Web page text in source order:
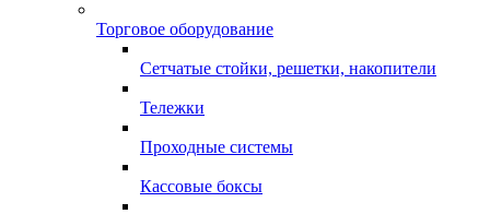
Торговое оборудование
Сетчатые стойки, решетки, накопители
Тележки
Проходные системы
Кассовые боксы